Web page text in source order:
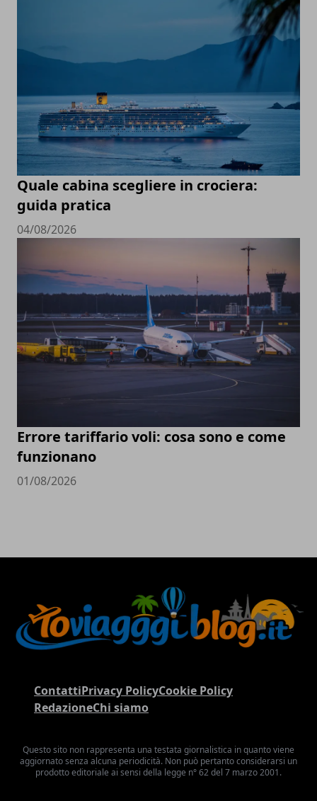
Quale cabina scegliere in crociera:
guida pratica
04/08/2026
Errore tariffario voli: cosa sono e come
funzionano
01/08/2026
ContattiPrivacy PolicyCookie Policy
RedazioneChi siamo
Questo sito non rappresenta una testata giornalistica in quanto viene
aggiornato senza alcuna periodicità. Non può pertanto considerarsi un
prodotto editoriale ai sensi della legge n° 62 del 7 marzo 2001.